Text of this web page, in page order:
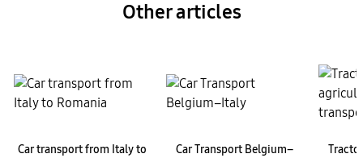
Other articles
Car transport from Italy to
Car Transport Belgium–